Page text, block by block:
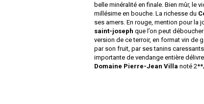
belle minéralité en finale. Bien mûr, le
millésime en bouche. La richesse du
ses amers. En rouge, mention pour la
saint-joseph que l’on peut
version de ce terroir, en format vin de
par son fruit, par ses tanins
importante de vendange entière
Domaine Pierre-Jean Villa noté